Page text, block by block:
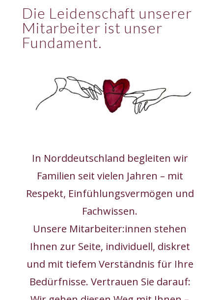
Die Leidenschaft unserer
Mitarbeiter ist unser
Fundament.
In Norddeutschland begleiten wir
Familien seit vielen Jahren – mit
Respekt, Einfühlungsvermögen und
Fachwissen.
Unsere Mitarbeiter:innen stehen
Ihnen zur Seite, individuell, diskret
und mit tiefem Verständnis für Ihre
Bedürfnisse. Vertrauen Sie darauf: